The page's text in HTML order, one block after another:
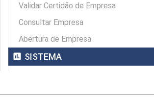
Validar Certidão de Empresa
Consultar Empresa
Abertura de Empresa
assessment SISTEMA